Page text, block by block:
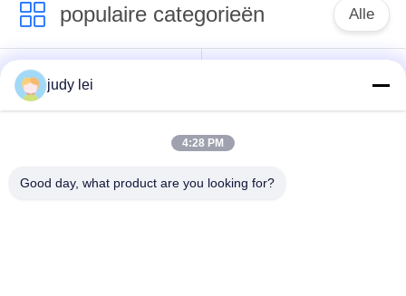
populaire categorieën Alle
wevend
weefgetouwvervangstukken
rapierweefgetouw
het Airjetweefgetouw
judy lei
4:28 PM
Good day, what product are you looking for?